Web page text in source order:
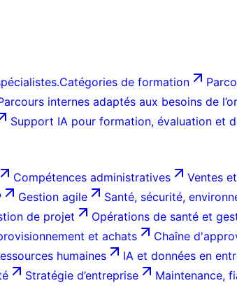
Catégories de formation
internes adaptés aux besoins de
Support IA pour formation, évaluation et
Compétences administratives Ventes
Gestion agile Santé, sécurité,
de projet Opérations de santé et
et achats Chaîne
humaines IA et données en
Stratégie d’entreprise Maintenance,